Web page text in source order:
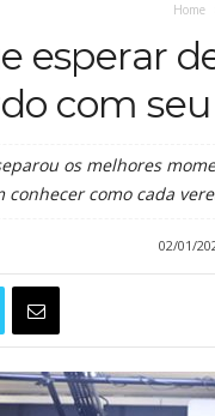
Home
esperar
com
os melhores
conhecer como cada
02/01/